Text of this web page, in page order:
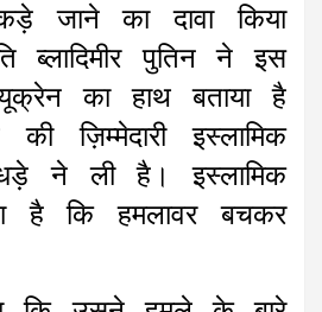
जाने का दावा किया
ब्लादिमीर पुतिन ने इस
का हाथ बताया है
ज़िम्मेदारी इस्लामिक
ने ली है। इस्लामिक
है कि हमलावर बचकर